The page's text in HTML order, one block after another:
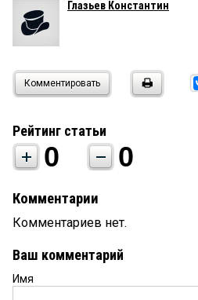
Глазьев Константин
Комментировать
Рейтинг статьи
0 0
Комментарии
Комментариев нет.
Ваш комментарий
Имя